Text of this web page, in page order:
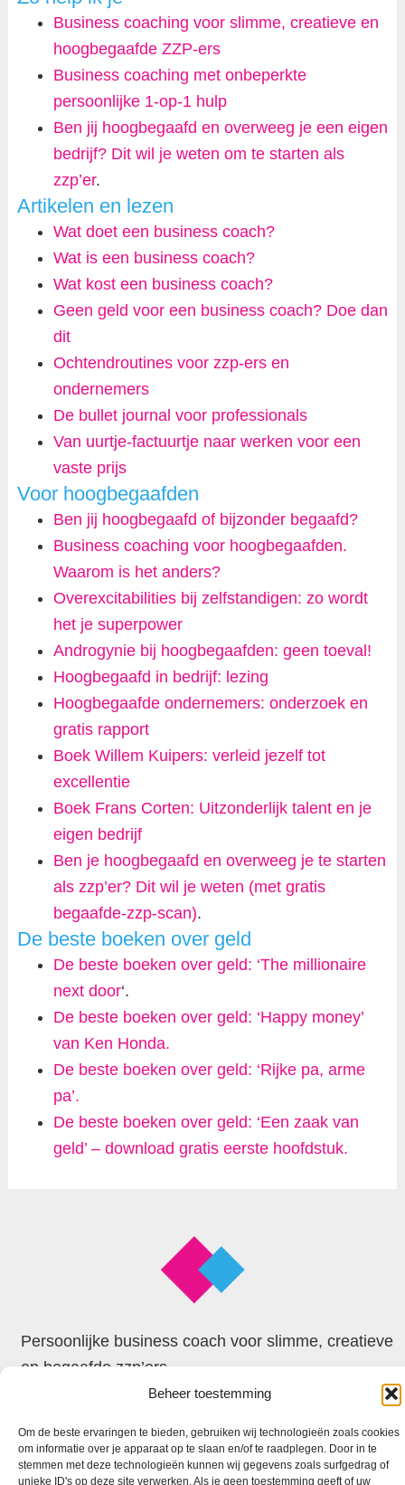
Beheer toestemming
Om de beste ervaringen te bieden, gebruiken wij technologieën zoals cookies
om informatie over je apparaat op te slaan en/of te raadplegen. Door in te
stemmen met deze technologieën kunnen wij gegevens zoals surfgedrag of
unieke ID's op deze site verwerken. Als je geen toestemming geeft of uw
Business coaching voor slimme, creatieve en
hoogbegaafde ZZP-ers
Business coaching met onbeperkte
persoonlijke 1-op-1 hulp
Ben jij hoogbegaafd en overweeg je een eigen
bedrijf? Dit wil je weten om te starten als
zzp’er.
Artikelen en lezen
Wat doet een business coach?
Wat is een business coach?
Wat kost een business coach?
Geen geld voor een business coach? Doe dan
dit
Ochtendroutines voor zzp-ers en
ondernemers
De bullet journal voor professionals
Van uurtje-factuurtje naar werken voor een
vaste prijs
Voor hoogbegaafden
Ben jij hoogbegaafd of bijzonder begaafd?
Business coaching voor hoogbegaafden.
Waarom is het anders?
Overexcitabilities bij zelfstandigen: zo wordt
het je superpower
Androgynie bij hoogbegaafden: geen toeval!
Hoogbegaafd in bedrijf: lezing
Hoogbegaafde ondernemers: onderzoek en
gratis rapport
Boek Willem Kuipers: verleid jezelf tot
excellentie
Boek Frans Corten: Uitzonderlijk talent en je
eigen bedrijf
Ben je hoogbegaafd en overweeg je te starten
als zzp’er? Dit wil je weten (met gratis
begaafde-zzp-scan).
De beste boeken over geld
De beste boeken over geld: ‘The millionaire
next door‘.
De beste boeken over geld: ‘Happy money’
van Ken Honda.
De beste boeken over geld: ‘Rijke pa, arme
pa’.
De beste boeken over geld: ‘Een zaak van
geld’ – download gratis eerste hoofdstuk.
Persoonlijke business coach voor slimme, creatieve
en begaafde zzp’ers
© 2026 Faxion